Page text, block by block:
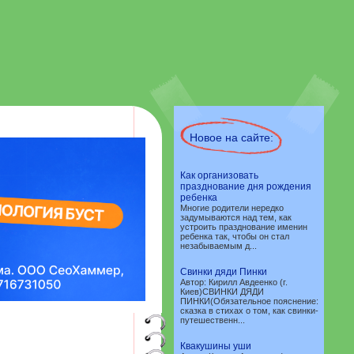
Новое на сайте:
Как организовать
празднование дня рождения
ребенка
Многие родители нередко
задумываются над тем, как
устроить празднование именин
ребенка так, чтобы он стал
незабываемым д...
Свинки дяди Пинки
Автор: Кирилл Авдеенко (г.
Киев)СВИНКИ ДЯДИ
ПИНКИ(Обязательное пояснение:
сказка в стихах о том, как свинки-
путешественн...
Квакушины уши